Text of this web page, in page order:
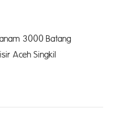
3000 Batang
Aceh Singkil